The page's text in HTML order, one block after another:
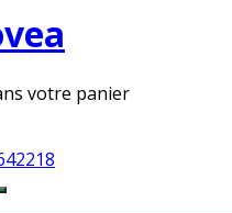
votre panier